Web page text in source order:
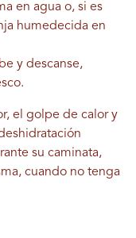
en agua o, si es
humedecida en
y descanse,
el golpe de calor y
su caminata,
cuando no tenga